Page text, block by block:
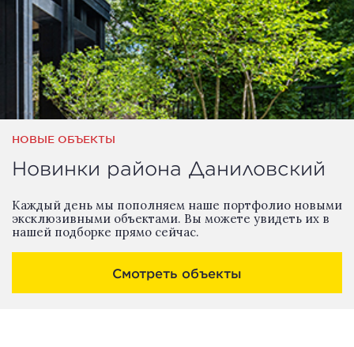
НОВЫЕ ОБЪЕКТЫ
Новинки района Даниловский
Каждый день мы пополняем наше портфолио новыми
эксклюзивными объектами. Вы можете увидеть их в
нашей подборке прямо сейчас.
Смотреть объекты